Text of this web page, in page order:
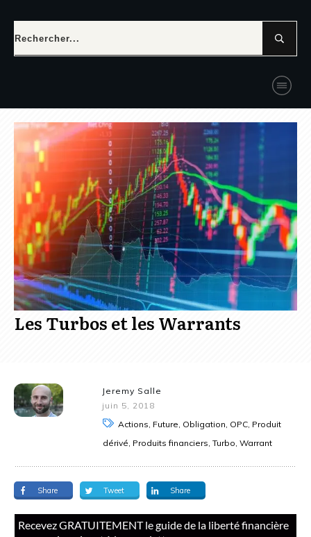
Les Turbos et les Warrants
Jeremy Salle
juin 5, 2018
Actions, Future, Obligation, OPC, Produit
dérivé, Produits financiers, Turbo, Warrant
Share Tweet Share